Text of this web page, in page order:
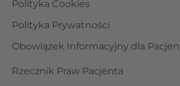
Polityka Cookies
Polityka Prywatności
Obowiązek Informacyjny dla
Rzecznik Praw Pacjenta